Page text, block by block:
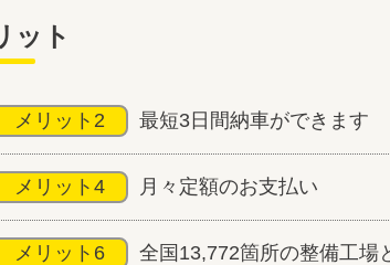
ット
メリット2 最短3日間納車ができます
メリット4 月々定額のお支払い
メリット6 全国13,772箇所の整備工場